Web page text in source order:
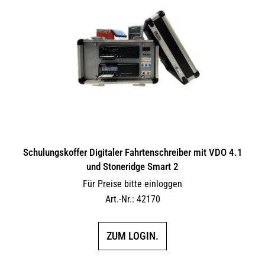
Schulungskoffer Digitaler Fahrtenschreiber mit VDO 4.1
und Stoneridge Smart 2
Für Preise bitte einloggen
Art.-Nr.: 42170
ZUM LOGIN.